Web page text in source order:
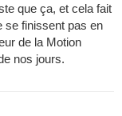
que ça, et cela fait
se finissent pas en
de la Motion
nos jours.